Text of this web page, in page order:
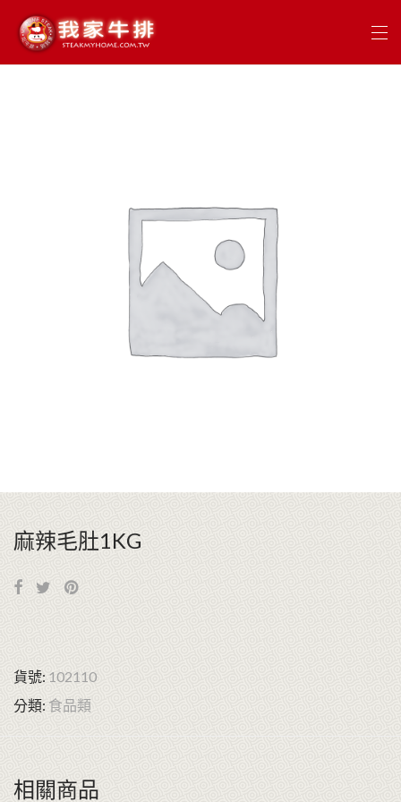
麻辣毛肚1KG
貨號: 102110
分類: 食品類
相關商品